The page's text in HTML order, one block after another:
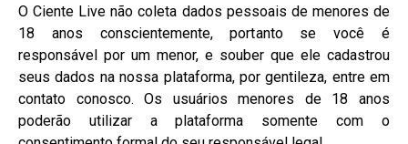
O Ciente Live não coleta dados pessoais de menores de
18 anos conscientemente, portanto se você é
responsável por um menor, e souber que ele cadastrou
seus dados na nossa plataforma, por gentileza, entre em
contato conosco. Os usuários menores de 18 anos
poderão utilizar a plataforma somente com o